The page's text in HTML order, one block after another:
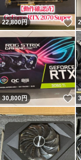
22,800円
30,800円